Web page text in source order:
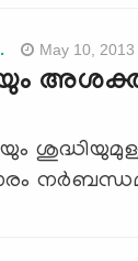
May 10, 2013